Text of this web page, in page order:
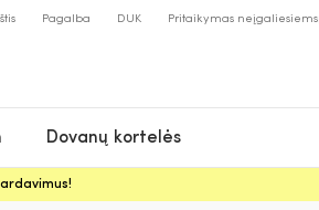
Pagalba DUK Pritaikymas neįgaliesiems
Dovanų kortelės